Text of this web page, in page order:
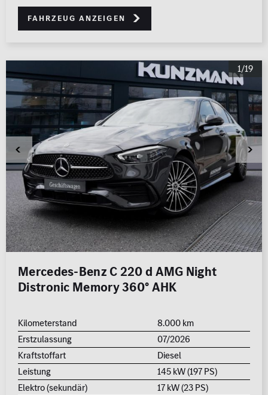
Fahrzeug anzeigen
1/19
Mercedes-Benz C 220 d AMG Night
Distronic Memory 360° AHK
Kilometerstand
8.000 km
Erstzulassung
07/2026
Kraftstoffart
Diesel
Leistung
145 kW (197 PS)
Elektro (sekundär)
17 kW (23 PS)